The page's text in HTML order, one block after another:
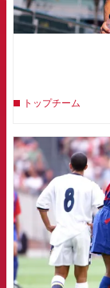
トップチーム